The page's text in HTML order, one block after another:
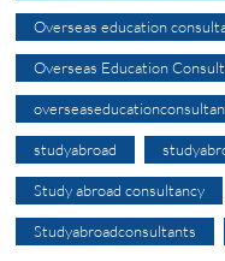
Overseas education
Overseas Education
studyabroad
Study abroad consultancy
Studyabroadconsultants